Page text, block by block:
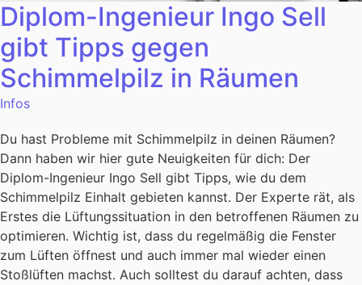
Diplom-Ingenieur Ingo Sell
gibt Tipps gegen
Schimmelpilz in Räumen
Infos
Du hast Probleme mit Schimmelpilz in deinen Räumen?
Dann haben wir hier gute Neuigkeiten für dich: Der
Diplom-Ingenieur Ingo Sell gibt Tipps, wie du dem
Schimmelpilz Einhalt gebieten kannst. Der Experte rät, als
Erstes die Lüftungssituation in den betroffenen Räumen zu
optimieren. Wichtig ist, dass du regelmäßig die Fenster
zum Lüften öffnest und auch immer mal wieder einen
Stoßlüften machst. Auch solltest du darauf achten, dass